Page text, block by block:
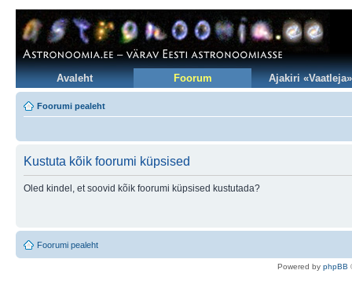
Avaleht Foorum Ajakiri «Vaatleja»
Foorumi pealeht
Kustuta kõik foorumi küpsised
Oled kindel, et soovid kõik foorumi küpsised kustutada?
Foorumi pealeht
Powered by phpBB